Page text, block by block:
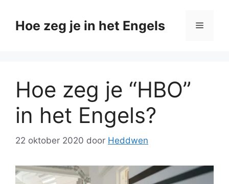
naarHoe zeg je in het Engels Menu
Hoe zeg je “HBO”
in het Engels?
22 oktober 2020 door Heddwen